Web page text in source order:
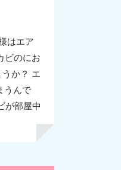
はエア
ビのにお
か？ エ
うんで
が部屋中